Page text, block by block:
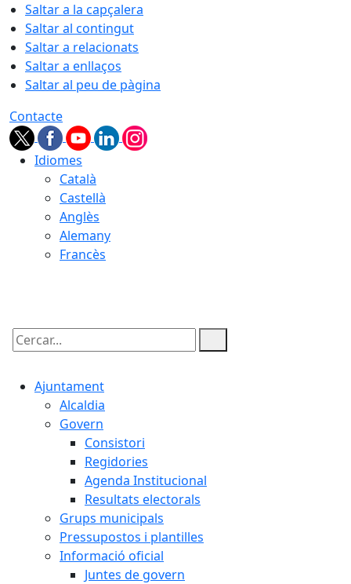
Saltar a la capçalera
Saltar al contingut
Saltar a relacionats
Saltar a enllaços
Saltar al peu de pàgina
Contacte
Idiomes
Català
Castellà
Anglès
Alemany
Francès
Cercar:
Ajuntament
Alcaldia
Govern
Consistori
Regidories
Agenda Institucional
Resultats electorals
Grups municipals
Pressupostos i plantilles
Informació oficial
Juntes de govern